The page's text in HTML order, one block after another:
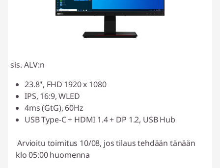
sis. ALV:n
23.8", FHD 1920 x 1080
IPS, 16:9, WLED
4ms (GtG), 60Hz
USB Type-C + HDMI 1.4 + DP 1.2, USB Hub
Arvioitu toimitus 10/08, jos tilaus tehdään tänään
klo 05:00 huomenna